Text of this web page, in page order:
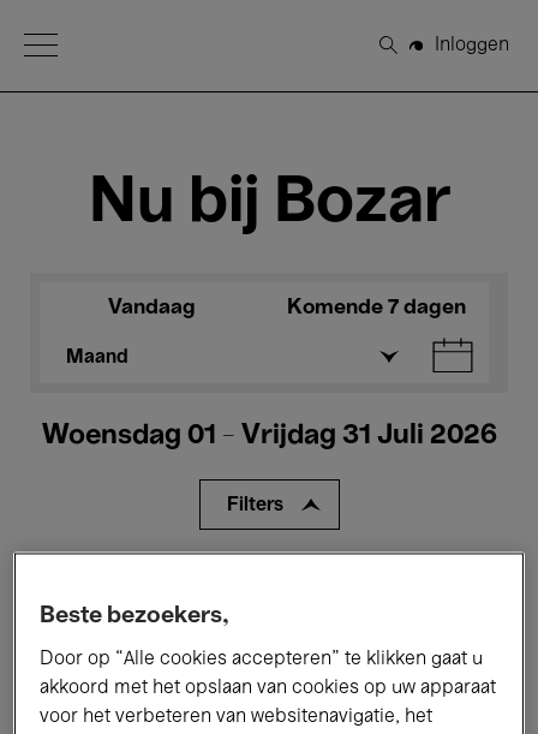
Open Menu
Zoeken
Inloggen
Nu bij Bozar
Vandaag Komende 7 dagen
Maand
Woensdag 01 - Vrijdag 31 Juli 2026
Filters
Performances Lezingen & Debatten
Beste bezoekers,
Door op “Alle cookies accepteren” te klikken gaat u
akkoord met het opslaan van cookies op uw apparaat
voor het verbeteren van websitenavigatie, het